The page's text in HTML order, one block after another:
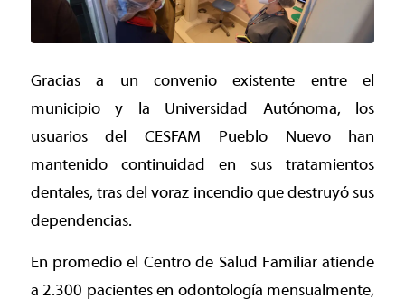
Gracias a un convenio existente entre el
municipio y la Universidad Autónoma, los
usuarios del CESFAM Pueblo Nuevo han
mantenido continuidad en sus tratamientos
dentales, tras del voraz incendio que destruyó sus
dependencias.
En promedio el Centro de Salud Familiar atiende
a 2.300 pacientes en odontología mensualmente,